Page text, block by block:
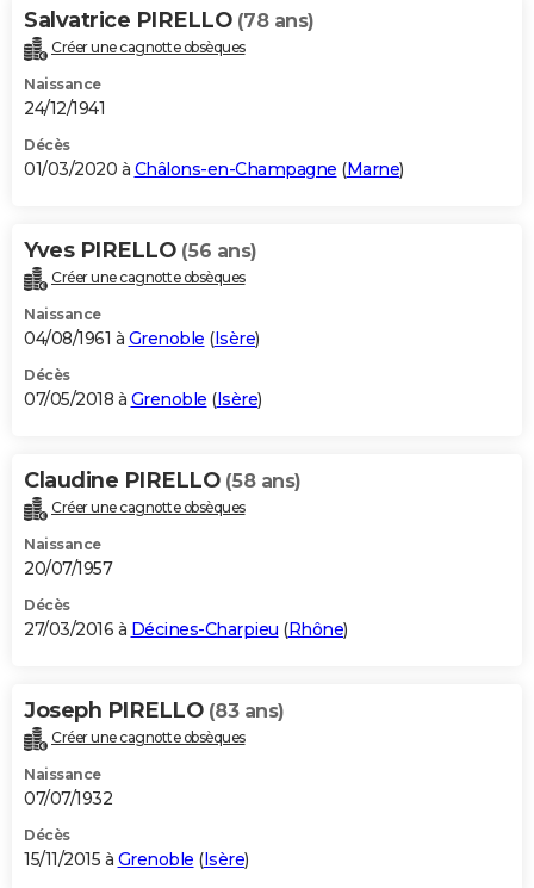
Salvatrice PIRELLO (78 ans)
Créer une cagnotte obsèques
Naissance
24/12/1941
Décès
01/03/2020 à Châlons-en-Champagne (Marne)
Yves PIRELLO (56 ans)
Créer une cagnotte obsèques
Naissance
04/08/1961 à Grenoble (Isère)
Décès
07/05/2018 à Grenoble (Isère)
Claudine PIRELLO (58 ans)
Créer une cagnotte obsèques
Naissance
20/07/1957
Décès
27/03/2016 à Décines-Charpieu (Rhône)
Joseph PIRELLO (83 ans)
Créer une cagnotte obsèques
Naissance
07/07/1932
Décès
15/11/2015 à Grenoble (Isère)